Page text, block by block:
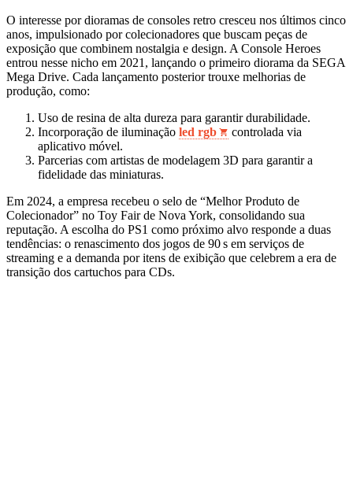
O interesse por dioramas de consoles retro cresceu nos últimos cinco
anos, impulsionado por colecionadores que buscam peças de
exposição que combinem nostalgia e design. A Console Heroes
entrou nesse nicho em 2021, lançando o primeiro diorama da SEGA
Mega Drive. Cada lançamento posterior trouxe melhorias de
produção, como:
Uso de resina de alta dureza para garantir durabilidade.
Incorporação de iluminação led rgb
controlada via
aplicativo móvel.
Parcerias com artistas de modelagem 3D para garantir a
fidelidade das miniaturas.
Em 2024, a empresa recebeu o selo de “Melhor Produto de
Colecionador” no Toy Fair de Nova York, consolidando sua
reputação. A escolha do PS1 como próximo alvo responde a duas
tendências: o renascimento dos jogos de 90 s em serviços de
streaming e a demanda por itens de exibição que celebrem a era de
transição dos cartuchos para CDs.